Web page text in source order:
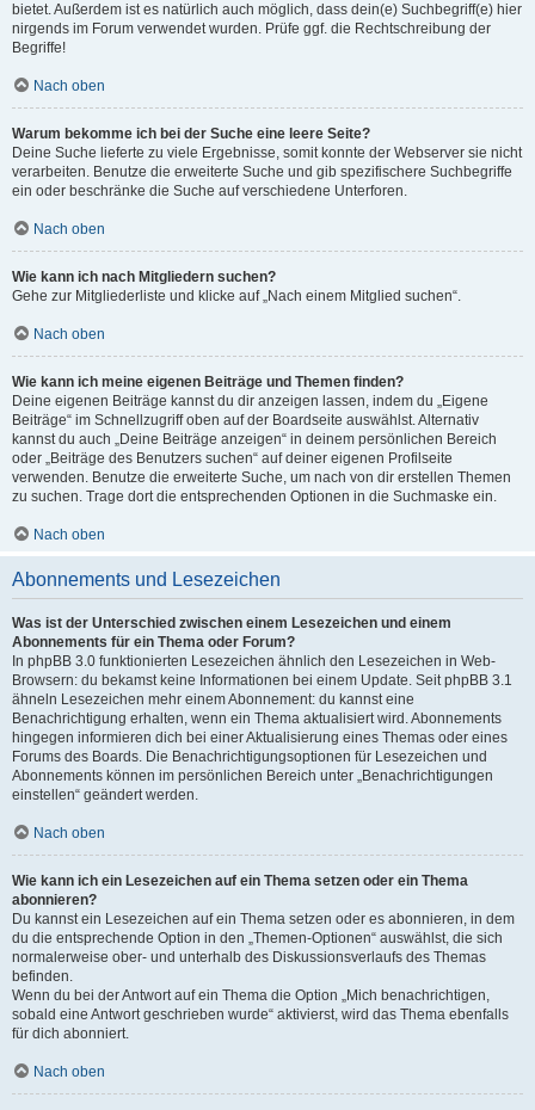
bietet. Außerdem ist es natürlich auch möglich, dass dein(e) Suchbegriff(e) hier
nirgends im Forum verwendet wurden. Prüfe ggf. die Rechtschreibung der
Begriffe!
Nach oben
Warum bekomme ich bei der Suche eine leere Seite?
Deine Suche lieferte zu viele Ergebnisse, somit konnte der Webserver sie nicht
verarbeiten. Benutze die erweiterte Suche und gib spezifischere Suchbegriffe
ein oder beschränke die Suche auf verschiedene Unterforen.
Nach oben
Wie kann ich nach Mitgliedern suchen?
Gehe zur Mitgliederliste und klicke auf „Nach einem Mitglied suchen“.
Nach oben
Wie kann ich meine eigenen Beiträge und Themen finden?
Deine eigenen Beiträge kannst du dir anzeigen lassen, indem du „Eigene
Beiträge“ im Schnellzugriff oben auf der Boardseite auswählst. Alternativ
kannst du auch „Deine Beiträge anzeigen“ in deinem persönlichen Bereich
oder „Beiträge des Benutzers suchen“ auf deiner eigenen Profilseite
verwenden. Benutze die erweiterte Suche, um nach von dir erstellen Themen
zu suchen. Trage dort die entsprechenden Optionen in die Suchmaske ein.
Nach oben
Abonnements und Lesezeichen
Was ist der Unterschied zwischen einem Lesezeichen und einem
Abonnements für ein Thema oder Forum?
In phpBB 3.0 funktionierten Lesezeichen ähnlich den Lesezeichen in Web-
Browsern: du bekamst keine Informationen bei einem Update. Seit phpBB 3.1
ähneln Lesezeichen mehr einem Abonnement: du kannst eine
Benachrichtigung erhalten, wenn ein Thema aktualisiert wird. Abonnements
hingegen informieren dich bei einer Aktualisierung eines Themas oder eines
Forums des Boards. Die Benachrichtigungsoptionen für Lesezeichen und
Abonnements können im persönlichen Bereich unter „Benachrichtigungen
einstellen“ geändert werden.
Nach oben
Wie kann ich ein Lesezeichen auf ein Thema setzen oder ein Thema
abonnieren?
Du kannst ein Lesezeichen auf ein Thema setzen oder es abonnieren, in dem
du die entsprechende Option in den „Themen-Optionen“ auswählst, die sich
normalerweise ober- und unterhalb des Diskussionsverlaufs des Themas
befinden.
Wenn du bei der Antwort auf ein Thema die Option „Mich benachrichtigen,
sobald eine Antwort geschrieben wurde“ aktivierst, wird das Thema ebenfalls
für dich abonniert.
Nach oben